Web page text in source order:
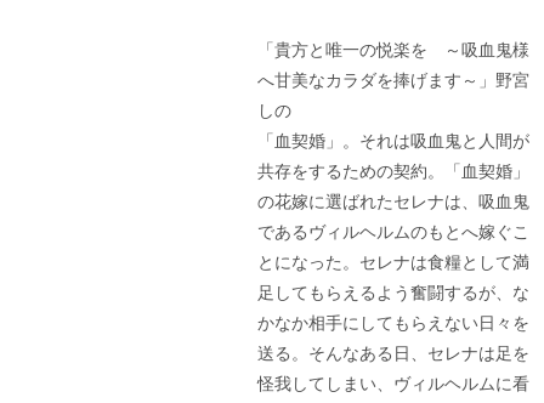
「貴方と唯一の悦楽を ～吸血鬼様
へ甘美なカラダを捧げます～」野宮
しの
「血契婚」。それは吸血鬼と人間が
共存をするための契約。「血契婚」
の花嫁に選ばれたセレナは、吸血鬼
であるヴィルヘルムのもとへ嫁ぐこ
とになった。セレナは食糧として満
足してもらえるよう奮闘するが、な
かなか相手にしてもらえない日々を
送る。そんなある日、セレナは足を
怪我してしまい、ヴィルヘルムに看